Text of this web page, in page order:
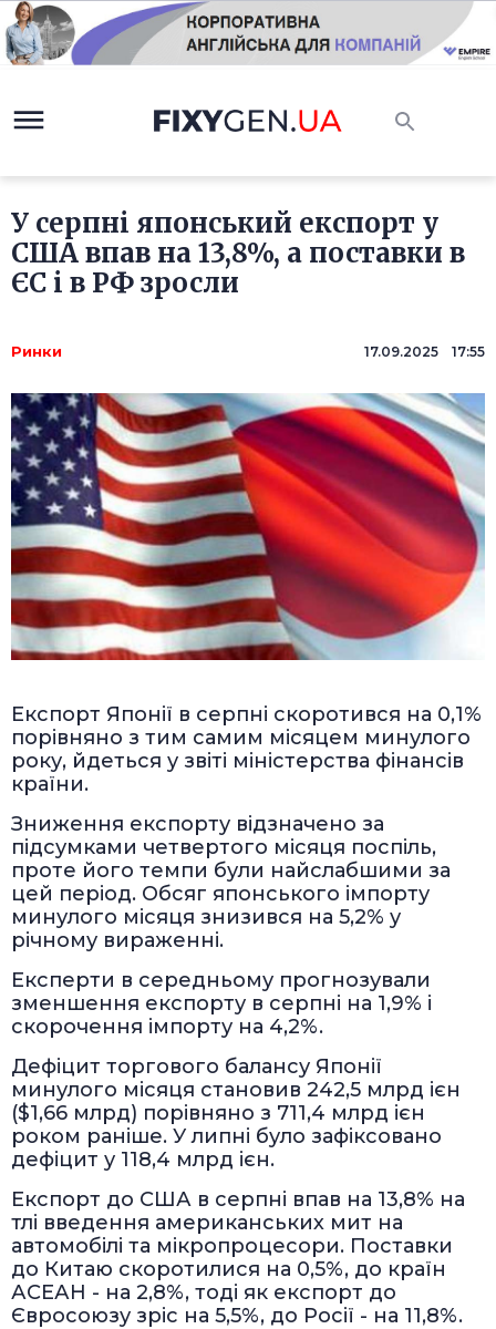
У серпні японський експорт у
США впав на 13,8%, а поставки в
ЄС і в РФ зросли
Ринки 17.09.2025 17:55
Експорт Японії в серпні скоротився на 0,1%
порівняно з тим самим місяцем минулого
року, йдеться у звіті міністерства фінансів
країни.
Зниження експорту відзначено за
підсумками четвертого місяця поспіль,
проте його темпи були найслабшими за
цей період. Обсяг японського імпорту
минулого місяця знизився на 5,2% у
річному вираженні.
Експерти в середньому прогнозували
зменшення експорту в серпні на 1,9% і
скорочення імпорту на 4,2%.
Дефіцит торгового балансу Японії
минулого місяця становив 242,5 млрд ієн
($1,66 млрд) порівняно з 711,4 млрд ієн
роком раніше. У липні було зафіксовано
дефіцит у 118,4 млрд ієн.
Експорт до США в серпні впав на 13,8% на
тлі введення американських мит на
автомобілі та мікропроцесори. Поставки
до Китаю скоротилися на 0,5%, до країн
АСЕАН - на 2,8%, тоді як експорт до
Євросоюзу зріс на 5,5%, до Росії - на 11,8%.